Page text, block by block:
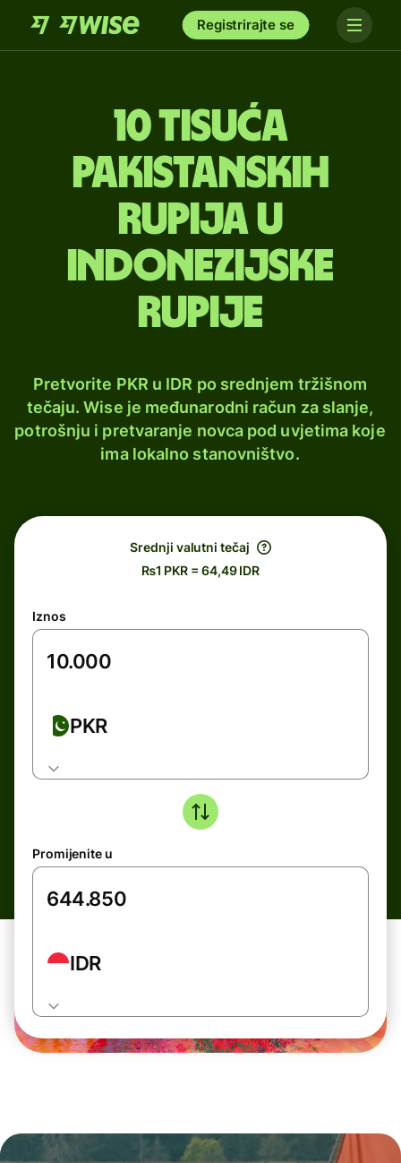
Registrirajte se
10 tisuća
pakistanskih
rupija u
indonezijske
rupije
Pretvorite PKR u IDR po srednjem tržišnom
tečaju. Wise je međunarodni račun za slanje,
potrošnju i pretvaranje novca pod uvjetima koje
ima lokalno stanovništvo.
Srednji valutni tečaj
₨1 PKR = 64,49 IDR
Iznos
PKR
Promijenite u
IDR